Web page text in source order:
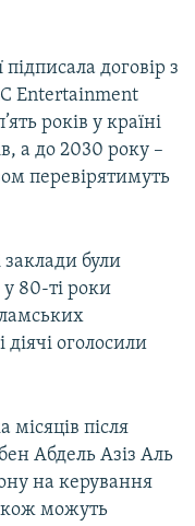
договір з
Entertainment
років у країні
а до 2030 року –
перевірятимуть
заклади були
80-ті роки
діячі оголосили
місяців після
Абдель Азіз Аль
на керування
можуть